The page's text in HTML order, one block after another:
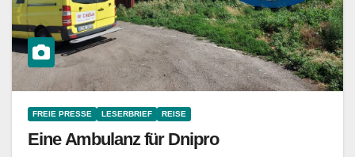
FREIE PRESSE LESERBRIEF REISE
Eine Ambulanz für Dnipro